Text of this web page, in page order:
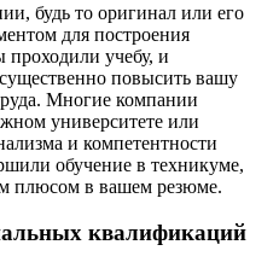
будь то оригинал или его
для построения
учебу, и
повысить вашу
Многие компании
университете или
и компетентности
обучение в техникуме,
плюсом в вашем резюме.
квалификаций